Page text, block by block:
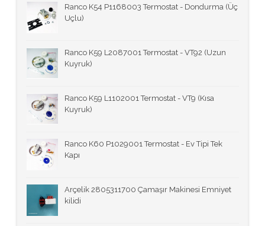
Ranco K54 P1168003 Termostat - Dondurma (Üç
Uçlu)
Ranco K59 L2087001 Termostat - VT92 (Uzun
Kuyruk)
Ranco K59 L1102001 Termostat - VT9 (Kısa
Kuyruk)
Ranco K60 P1029001 Termostat - Ev Tipi Tek
Kapı
Arçelik 2805311700 Çamaşır Makinesi Emniyet
kilidi